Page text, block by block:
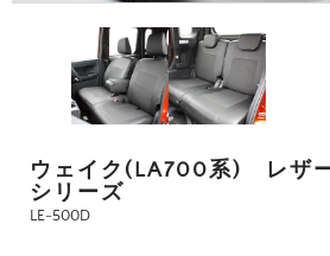
ウェイク(LA700系) レザ
シリーズ
LE-500D